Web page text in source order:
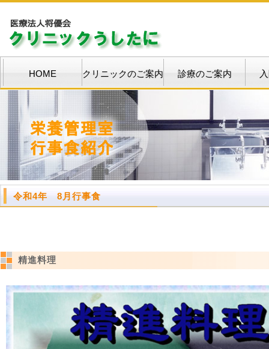
HOME クリニックのご案内 診療のご案内
令和4年 8月行事食
精進料理